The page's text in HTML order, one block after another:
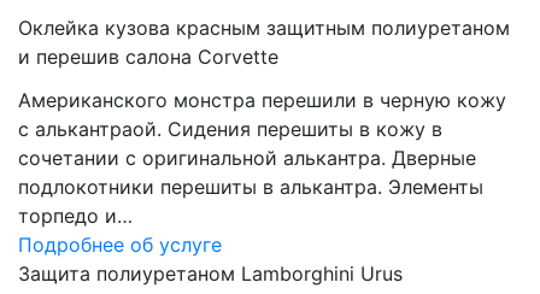
Оклейка кузова красным защитным полиуретаном
и перешив салона Corvette
Американского монстра перешили в черную кожу
с алькантраой. Сидения перешиты в кожу в
сочетании с оригинальной алькантра. Дверные
подлокотники перешиты в алькантра. Элементы
торпедо и…
Подробнее об услуге
Защита полиуретаном Lamborghini Urus